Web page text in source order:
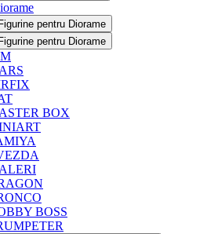
pentru Diorame
pentru Diorame
BOX
BOSS